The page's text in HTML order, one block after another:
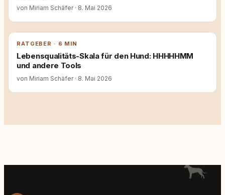
von Miriam Schäfer · 8. Mai 2026
RATGEBER · 6 MIN
Lebensqualitäts-Skala für den Hund: HHHHHMM
und andere Tools
von Miriam Schäfer · 8. Mai 2026